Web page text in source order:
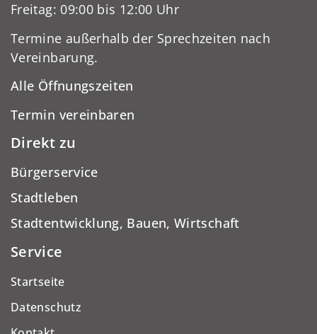
Freitag: 09:00 bis 12:00 Uhr
Termine außerhalb der Sprechzeiten nach
Vereinbarung.
Alle Öffnungszeiten
Termin vereinbaren
Direkt zu
Bürgerservice
Stadtleben
Stadtentwicklung, Bauen, Wirtschaft
Service
Startseite
Datenschutz